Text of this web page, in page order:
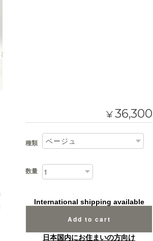
¥36,300
種類
数量
International shipping available
Add to cart
日本国内にお住まいの方向け